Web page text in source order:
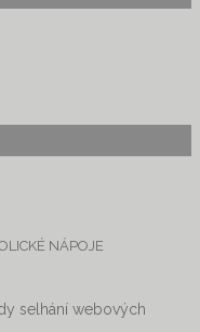
NÁPOJE
selhání webových